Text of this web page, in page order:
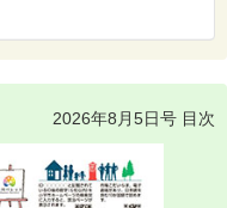
2026年8月5日号 目次